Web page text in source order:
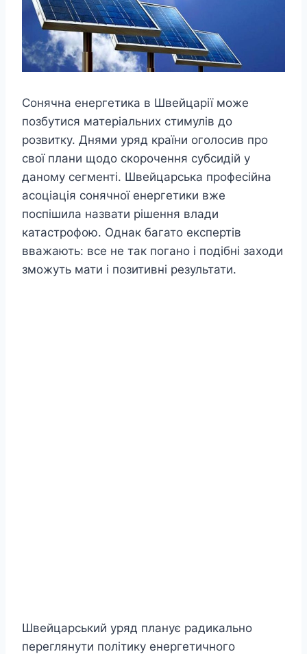
Сонячна енергетика в Швейцарії може
позбутися матеріальних стимулів до
розвитку. Днями уряд країни оголосив про
свої плани щодо скорочення субсидій у
даному сегменті. Швейцарська професійна
асоціація сонячної енергетики вже
поспішила назвати рішення влади
катастрофою. Однак багато експертів
вважають: все не так погано і подібні заходи
зможуть мати і позитивні результати.
Швейцарський уряд планує радикально
переглянути політику енергетичного